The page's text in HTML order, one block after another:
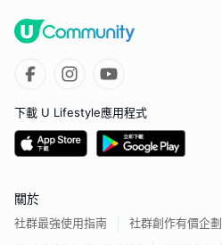
下載 U Lifestyle應用程式
關於
社群最強使用指南
社群創作有價企劃